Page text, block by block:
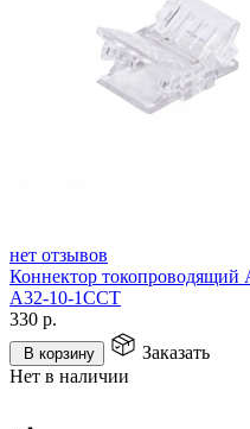
нет отзывов
Коннектор токопроводящий
A32-10-1CCT
330 р.
В корзину
Заказать
Нет в наличии